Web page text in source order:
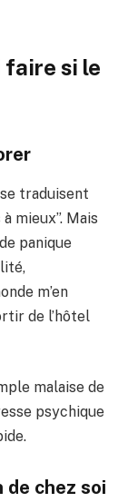
faire si le
traduisent
mieux”. Mais
panique
m’en
de l’hôtel
malaise de
psychique
de chez soi